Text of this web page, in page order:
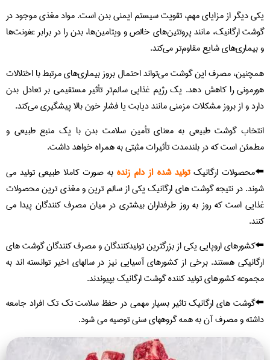
یکی دیگر از مزایای مهم، تقویت سیستم ایمنی بدن است. مواد مغذی موجود در
گوشت ارگانیک، مانند پروتئین‌های خالص و ویتامین‌ها، بدن را در برابر عفونت‌ها
و بیماری‌های شایع مقاوم‌تر می‌کند.
همچنین، مصرف این گوشت می‌تواند احتمال بروز بیماری‌های مرتبط با اختلالات
هورمونی را کاهش دهد. یک رژیم غذایی سالم‌تر تأثیر مستقیمی بر تعادل بدن
دارد و از بروز مشکلات مزمنی مانند دیابت یا فشار خون بالا پیشگیری می‌کند.
انتخاب گوشت طبیعی به معنای تأمین سلامت بدن با یک منبع طبیعی و
مطمئن است که در بلندمدت تأثیرات مثبتی به همراه خواهد داشت.
⬅️محصولات ارگانیکتولید شده از دام زنده به صورت کاملا طبیعی تولید می
شوند. در نتیجه گوشت های ارگانیک یکی از سالم ترین و مغذی ترین محصولات
غذایی است که روز به روز طرفداران بیشتری در میان مصرف کنندگان پیدا می
کنند.
⬅️کشورهای اروپایی یکی از بزرگترین تولیدکنندگان و مصرف کنندگان گوشت های
ارگانیکی هستند. برخی از کشورهای آسیایی نیز در سالهای اخیر توانسته اند به
مجموعه کشورهای تولید کننده گوشت ارگانیک بپیوندند.
⬅️گوشت های ارگانیک تاثیر بسیار مهمی در حفظ سلامت تک تک افراد جامعه
داشته و مصرف آن به همه گروههای سنی توصیه می شود.